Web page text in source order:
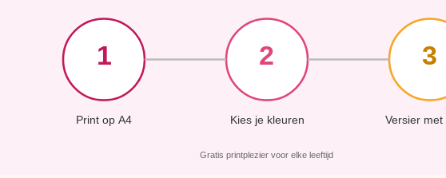
1
Print op A4
2
Kies je kleuren
3
Versier met
Gratis printplezier voor elke leeftijd